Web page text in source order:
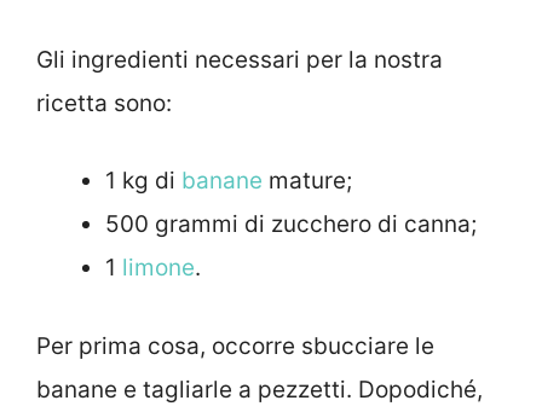
Gli ingredienti necessari per la nostra
ricetta sono:
1 kg di banane mature;
500 grammi di zucchero di canna;
1 limone.
Per prima cosa, occorre sbucciare le
banane e tagliarle a pezzetti. Dopodiché,